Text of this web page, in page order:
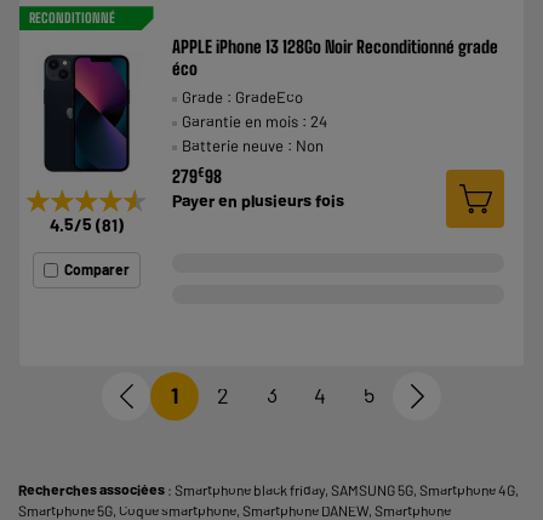
RECONDITIONNÉ
★★★★★
★★★★★
4.5/5 (81)
Comparer
APPLE iPhone 13 128Go Noir Reconditionné grade
éco
Grade : GradeEco
Garantie en mois : 24
Batterie neuve : Non
279€98
Payer en plusieurs fois
1 2 3 4 5
Recherches associées : Smartphone black friday, SAMSUNG 5G, Smartphone 4G,
Smartphone 5G, Coque smartphone, Smartphone DANEW, Smartphone